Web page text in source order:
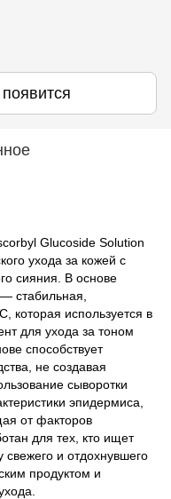
Glucoside Solution
ухода за кожей с
сияния. В основе
стабильная,
которая используется в
для ухода за тоном
способствует
не создавая
сыворотки
эпидермиса,
от факторов
для тех, кто ищет
и отдохнувшего
продуктом и